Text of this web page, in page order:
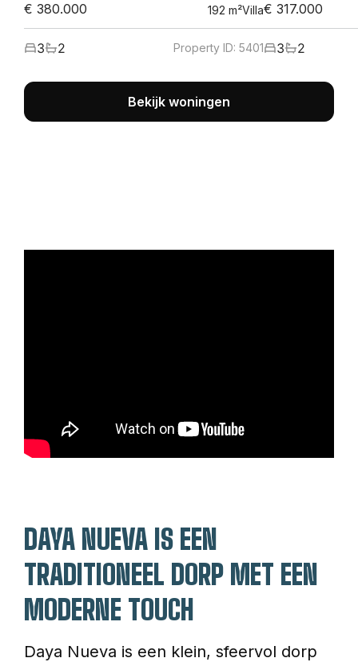
€ 380.000
192 m²Villa
3 2 Property ID: 5401
€ 317.000
3 2
Bekijk woningen
DAYA NUEVA IS EEN
TRADITIONEEL DORP MET EEN
MODERNE TOUCH
Daya Nueva is een klein, sfeervol dorp